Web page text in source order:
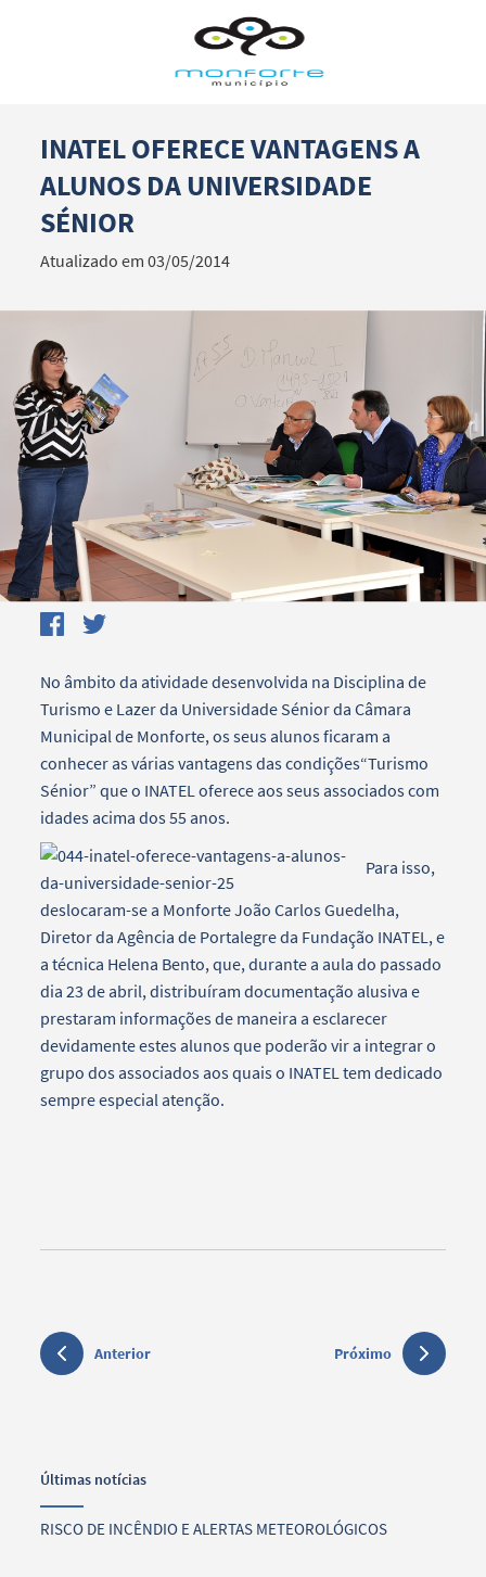
Termo de Pesquisa
Filtros
INATEL OFERECE VANTAGENS A
ALUNOS DA UNIVERSIDADE
SÉNIOR
Atualizado em 03/05/2014
No âmbito da atividade desenvolvida na Disciplina de
Turismo e Lazer da Universidade Sénior da Câmara
Municipal de Monforte, os seus alunos ficaram a
conhecer as várias vantagens das condições“Turismo
Sénior” que o INATEL oferece aos seus associados com
idades acima dos 55 anos.
Para isso,
deslocaram-se a Monforte João Carlos Guedelha,
Diretor da Agência de Portalegre da Fundação INATEL, e
a técnica Helena Bento, que, durante a aula do passado
dia 23 de abril, distribuíram documentação alusiva e
prestaram informações de maneira a esclarecer
devidamente estes alunos que poderão vir a integrar o
grupo dos associados aos quais o INATEL tem dedicado
sempre especial atenção.
Anterior Próximo
Últimas notícias
RISCO DE INCÊNDIO E ALERTAS METEOROLÓGICOS